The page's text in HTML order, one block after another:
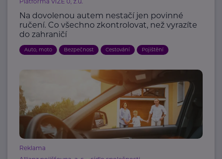
Na dovolenou autem nestačí jen povinné
ručení. Co všechno zkontrolovat, než vyrazíte
do zahraničí
Auto, moto Bezpečnost Cestování Pojištění
Reklama